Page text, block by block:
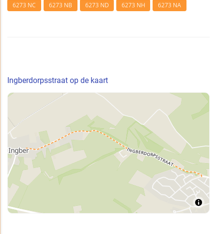
6273 NC 6273 NB 6273 ND 6273 NH 6273 NA
Ingberdorpsstraat op de kaart